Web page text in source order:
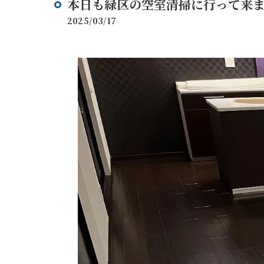
本日も緑区の空室清掃に行って来
2025/03/17